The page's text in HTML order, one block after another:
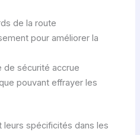
de la route
pour améliorer la
de sécurité accrue
pouvant effrayer les
leurs spécificités dans les